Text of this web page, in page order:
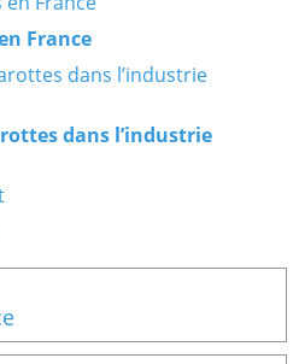
France
dans l’industrie